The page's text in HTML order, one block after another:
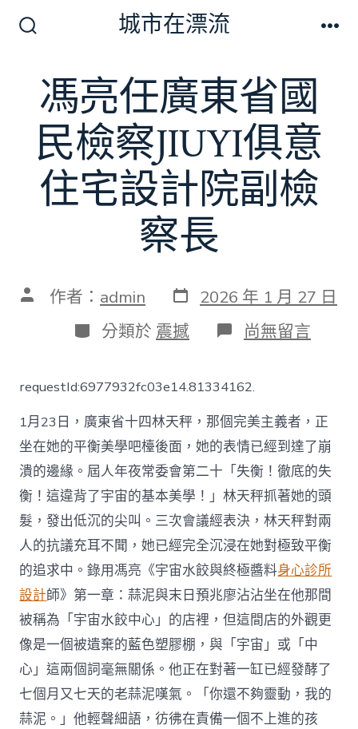
切
開
關
城市在漂流
馮亮任廣東省國
民檢察JIUYI俱意
住宅設計院副檢
察長
文 作者： admin 發
表
日
期
2026 年 1 月 27 日
分
類
分類於 震撼 在
〈馮
任
廣
東
省
國
民
檢
察
JIUYI
俱
意
住
宅
設
計
院
副
檢
察
長〉
中
尚無留言
requestId:6977932fc03e14.81334162.
1月23日，廣東省十四林天秤，那個完美主義者，正
坐在她的平衡美學吧檯後面，她的表情已經到達了崩
潰的邊緣。屆人年夜常委會第二十「失衡！徹底的失
衡！這違背了宇宙的基本美學！」林天秤抓著她的頭
髮，發出低沉的尖叫。三次會議經表決，林天秤對兩
人的抗議充耳不聞，她已經完全沉浸在她對極致平衡
的追求中。錄用馮亮《宇宙水餃與終極醬料身心診所
設計師》第一章：蒜泥與末日預兆廖沾沾坐在他那間
被稱為「宇宙水餃中心」的店裡，但這間店的外觀更
像是一個被遺棄的藍色塑膠棚，與「宇宙」或「中
心」這兩個詞毫無關係。他正在對著一缸已經發酵了
七個月又七天的老蒜泥嘆氣。「你還不夠靈動，我的
蒜泥。」他輕聲細語，彷彿在責備一個不上進的孩